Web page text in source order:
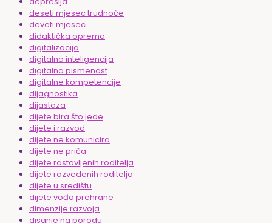
deseti mjesec trudnoće
deveti mjesec
didaktička oprema
digitalizacija
digitalna inteligencija
digitalna pismenost
digitalne kompetencije
dijagnostika
dijastaza
dijete bira što jede
dijete i razvod
dijete ne komunicira
dijete ne priča
dijete rastavljenih roditelja
dijete razvedenih roditelja
dijete u središtu
dijete vođa prehrane
dimenzije razvoja
disanje na porodu